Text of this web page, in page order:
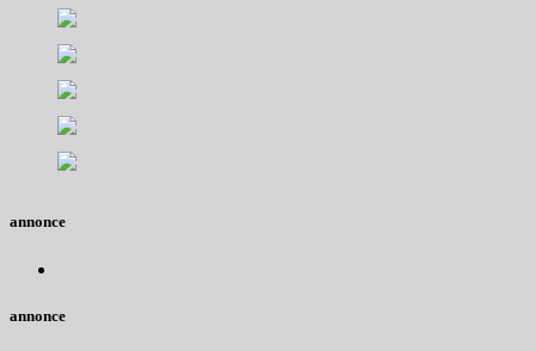
annonce
annonce